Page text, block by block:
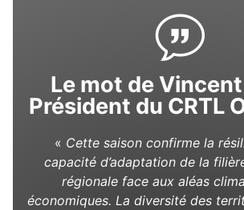
Le mot de
Président du CRTL
« Cette saison confirme la
capacité d’adaptation de la
régionale face aux aléas
économiques. La diversité des